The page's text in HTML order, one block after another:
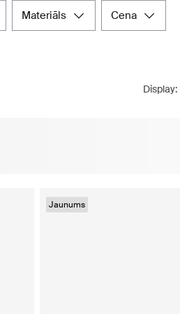
materiāls cena
Display:
Jaunums